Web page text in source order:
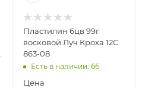
Пластилин 6цв 99г
восковой Луч Кроха 12С
863-08
Есть в наличии: 66
Цена